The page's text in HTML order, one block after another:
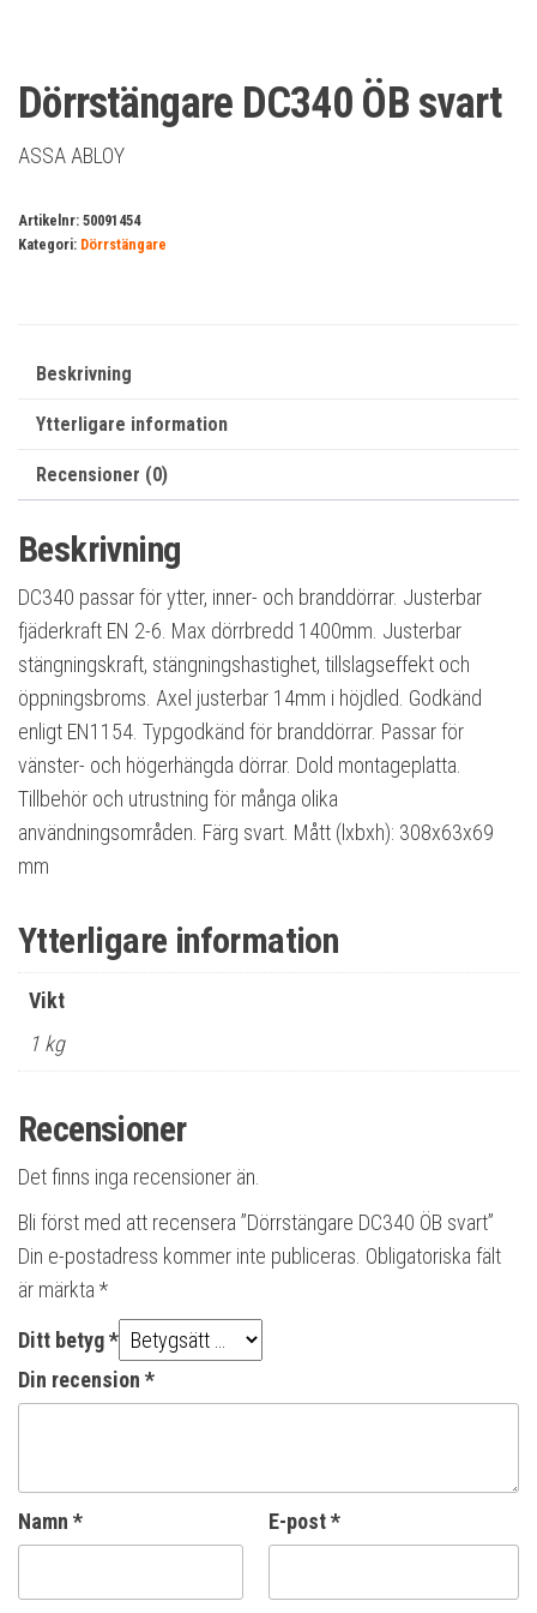
Dörrstängare DC340 ÖB svart
ASSA ABLOY
Artikelnr: 50091454
Kategori: Dörrstängare
Beskrivning
Ytterligare information
Recensioner (0)
Beskrivning
DC340 passar för ytter, inner- och branddörrar. Justerbar
fjäderkraft EN 2-6. Max dörrbredd 1400mm. Justerbar
stängningskraft, stängningshastighet, tillslagseffekt och
öppningsbroms. Axel justerbar 14mm i höjdled. Godkänd
enligt EN1154. Typgodkänd för branddörrar. Passar för
vänster- och högerhängda dörrar. Dold montageplatta.
Tillbehör och utrustning för många olika
användningsområden. Färg svart. Mått (lxbxh): 308x63x69
mm
Ytterligare information
Vikt
1 kg
Recensioner
Det finns inga recensioner än.
Bli först med att recensera ”Dörrstängare DC340 ÖB svart”
Din e-postadress kommer inte publiceras. Obligatoriska fält
är märkta *
Ditt betyg*
Din recension *
Namn * E-post*